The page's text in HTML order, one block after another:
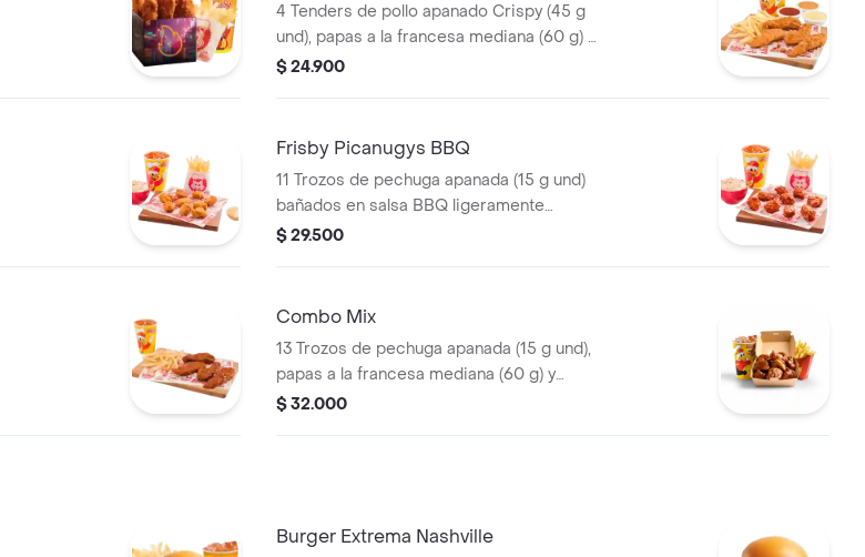
4 Tenders de pollo apanado Crispy (45 g
und), papas a la francesa mediana (60 g) y
gaseosa (325 ml)
$ 24.900
Frisby Picanugys BBQ
11 Trozos de pechuga apanada (15 g und)
bañados en salsa BBQ ligeramente
picante, papas a la francesa mediana (60
$ 29.500
Combo Mix
13 Trozos de pechuga apanada (15 g und),
papas a la francesa mediana (60 g) y
gaseosa (325 ml)
$ 32.000
Burger Extrema Nashville